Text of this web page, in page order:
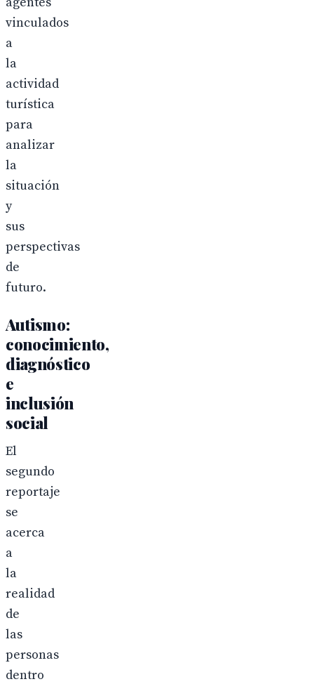
vinculados
a
la
actividad
turística
para
analizar
la
situación
y
sus
perspectivas
de
futuro.
Autismo:
conocimiento,
diagnóstico
e
inclusión
social
El
segundo
reportaje
se
acerca
a
la
realidad
de
las
personas
dentro